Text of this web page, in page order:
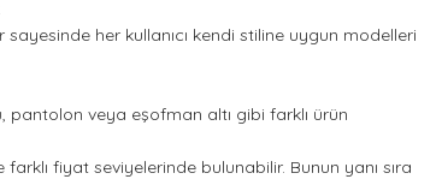
her kullanıcı kendi stiline uygun modelleri
pantolon veya eşofman altı gibi farklı ürün
fiyat seviyelerinde bulunabilir. Bunun yanı sıra